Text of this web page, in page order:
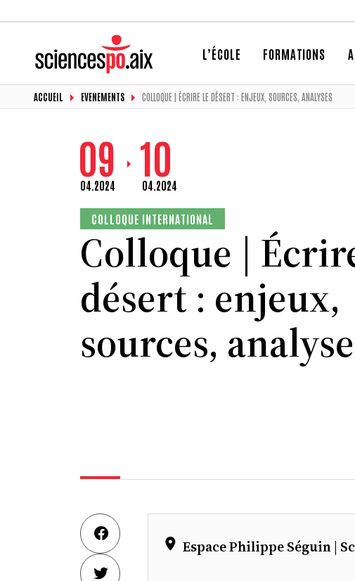
L’ÉCOLE FORMATIONS
ACCUEIL EVENEMENTS COLLOQUE | ÉCRIRE LE DÉSERT : ENJEUX, SOURCES, ANALYSES
09
04.2024
10
04.2024
COLLOQUE INTERNATIONAL
Colloque |
désert : enjeux,
sources,
Espace Philippe Séguin |